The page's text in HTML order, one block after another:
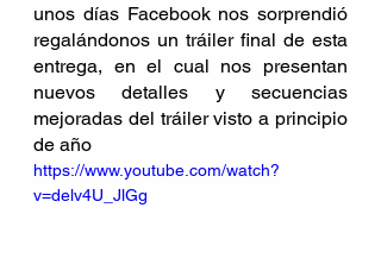
unos días Facebook nos sorprendió
regalándonos un tráiler final de esta
entrega, en el cual nos presentan
nuevos detalles y secuencias
mejoradas del tráiler visto a principio
de año
https://www.youtube.com/watch?
v=delv4U_JlGg